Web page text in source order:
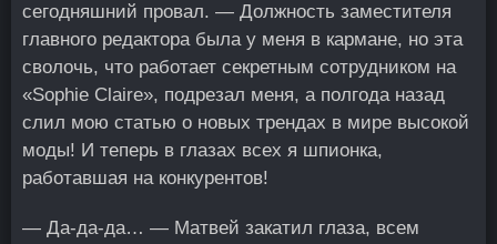
сегодняшний провал. — Должность заместителя
главного редактора была у меня в кармане, но эта
сволочь, что работает секретным сотрудником на
«Sophie Claire», подрезал меня, а полгода назад
слил мою статью о новых трендах в мире высокой
моды! И теперь в глазах всех я шпионка,
работавшая на конкурентов!
— Да-да-да… — Матвей закатил глаза, всем